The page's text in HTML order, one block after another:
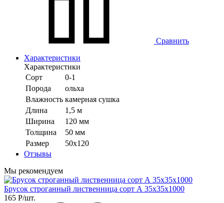
Сравнить
Характеристики
Характеристики
Сорт
0-1
Порода
ольха
Влажность камерная сушка
Длина
1,5 м
Ширина
120 мм
Толщина
50 мм
Размер
50х120
Отзывы
Мы рекомендуем
Брусок строганный лиственница сорт А 35х35х1000
165 Р/шт.